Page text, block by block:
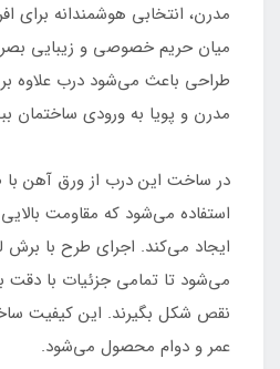
مدرن، انتخابی هوشمندانه برای
میان حریم خصوصی و زیبایی
طراحی باعث می‌شود درب علاوه
مدرن و پویا به ورودی ساختمان
استفاده می‌شود که مقاومت بالایی
می‌شود تا تمامی جزئیات با دقت
نقص شکل بگیرند. این کیفیت
عمر و دوام محصول می‌شود.